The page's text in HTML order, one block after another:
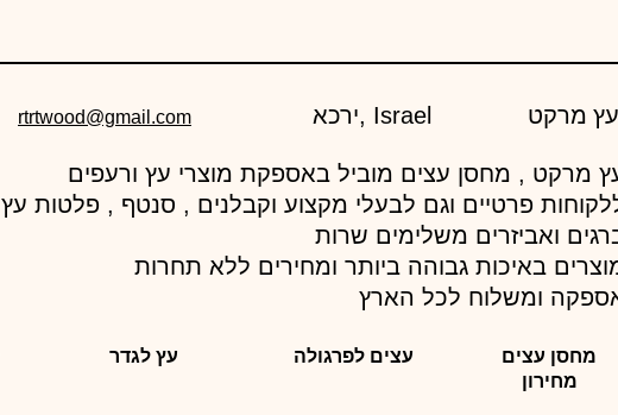
rtrtwood@gmail.com ירכא, Israel
פרטיים וגם לבעלי מקצוע וקבלנים , סנטף , פלטות עץ
ואביזרים משלימים שרות
באיכות גבוהה ביותר ומחירים ללא תחרות
ומשלוח לכל הארץ
עץ לגדר עצים לפרגולה
מחסן עצים
מחירון